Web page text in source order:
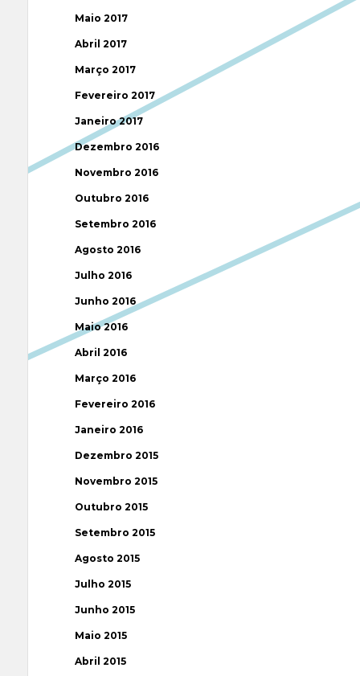
Maio 2017
Abril 2017
Março 2017
Fevereiro 2017
Janeiro 2017
Dezembro 2016
Novembro 2016
Outubro 2016
Setembro 2016
Agosto 2016
Julho 2016
Junho 2016
Maio 2016
Abril 2016
Março 2016
Fevereiro 2016
Janeiro 2016
Dezembro 2015
Novembro 2015
Outubro 2015
Setembro 2015
Agosto 2015
Julho 2015
Junho 2015
Maio 2015
Abril 2015